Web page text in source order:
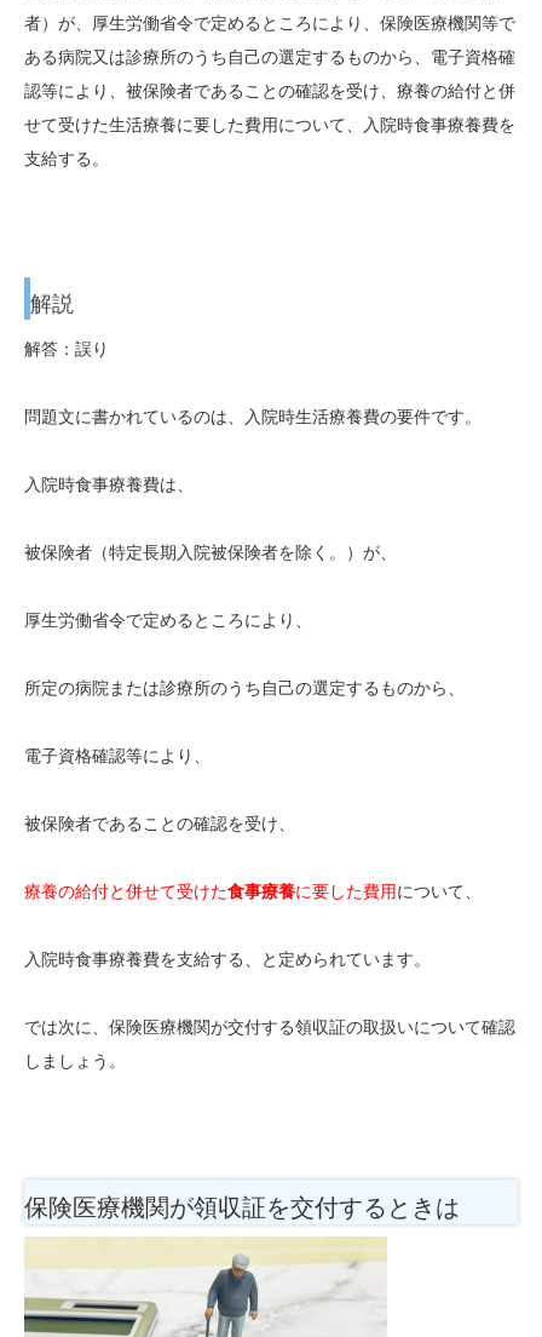
者）が、厚生労働省令で定めるところにより、保険医療機関等で
ある病院又は診療所のうち自己の選定するものから、電子資格確
認等により、被保険者であることの確認を受け、療養の給付と併
せて受けた生活療養に要した費用について、入院時食事療養費を
支給する。
解説
解答：誤り
問題文に書かれているのは、入院時生活療養費の要件です。
入院時食事療養費は、
被保険者（特定長期入院被保険者を除く。）が、
厚生労働省令で定めるところにより、
所定の病院または診療所のうち自己の選定するものから、
電子資格確認等により、
被保険者であることの確認を受け、
療養の給付と併せて受けた食事療養に要した費用について、
入院時食事療養費を支給する、と定められています。
では次に、保険医療機関が交付する領収証の取扱いについて確認
しましょう。
保険医療機関が領収証を交付するときは